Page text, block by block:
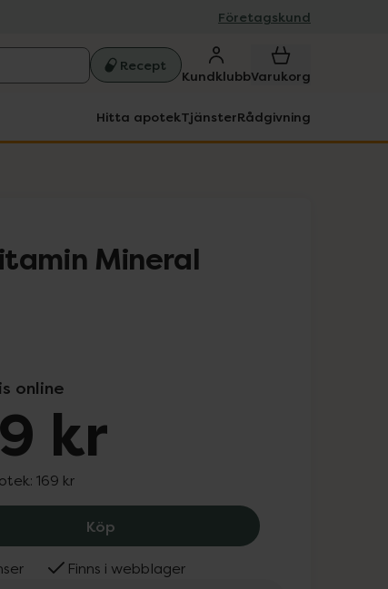
Företagskund
Recept
KundklubbVarukorg
Hitta apotekTjänsterRådgivning
Mineral
online
kr
169 kr
Köp Viterna Multivitamin Mineral Greens,
Finns i webblager